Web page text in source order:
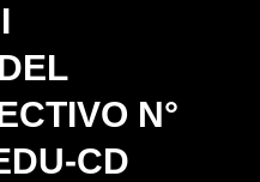
N°
CD